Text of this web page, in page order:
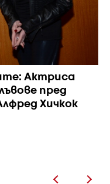
Актриса
пред
Хичкок